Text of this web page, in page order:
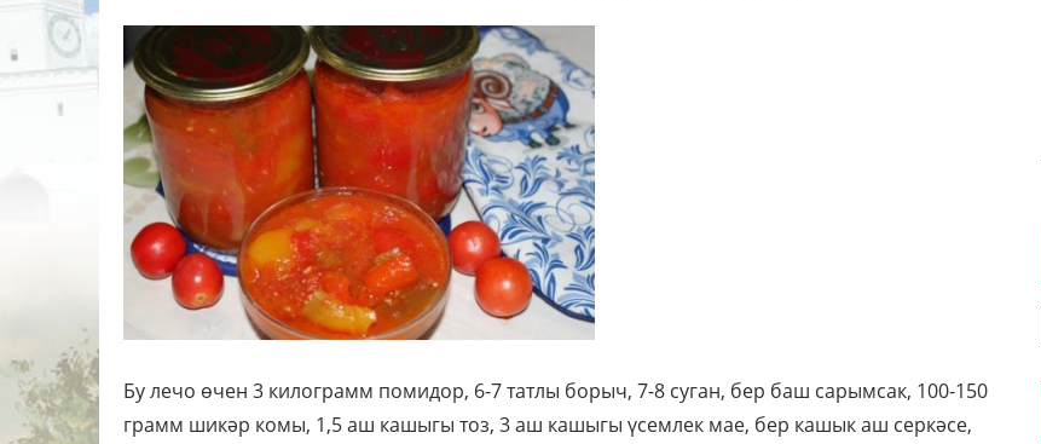
Бу лечо өчен 3 килограмм помидор, 6-7 татлы борыч, 7-8 суган, бер баш сарымсак, 100-150
грамм шикәр комы, 1,5 аш кашыгы тоз, 3 аш кашыгы үсемлек мае, бер кашык аш серкәсе,